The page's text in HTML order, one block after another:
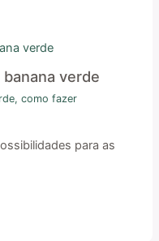
verde
,como fazer
para as